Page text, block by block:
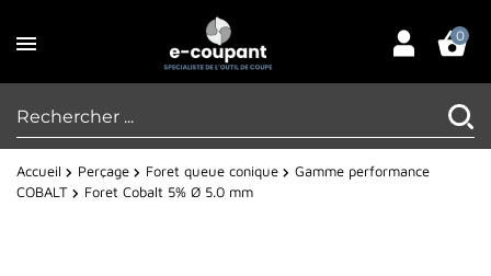
0
Accueil Perçage Foret queue conique
Gamme performance
COBALT
Foret Cobalt 5% Ø 5.0 mm